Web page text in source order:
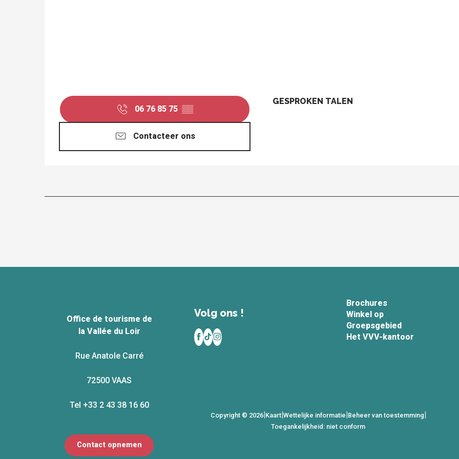
06 76 85 75 ▒▒
Contacteer ons
GESPROKEN TALEN
GESPROKEN TALEN
Office de tourisme de
la Vallée du Loir
Rue Anatole Carré
72500 VAAS
Tel +33 2 43 38 16 60
Contact opnemen
Volg ons !
Brochures
Winkel op
Groepsgebied
Het VVV-kantoor
Copyright © 2026|Kaart|Wettelijke informatie|Beheer van toestemming|
Toegankelijkheid: niet conform